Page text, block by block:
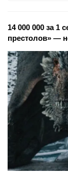
14 000 000 за 1
престолов» —